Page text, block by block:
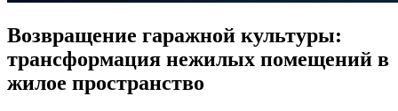
Возвращение гаражной культуры:
трансформация нежилых помещений в
жилое пространство